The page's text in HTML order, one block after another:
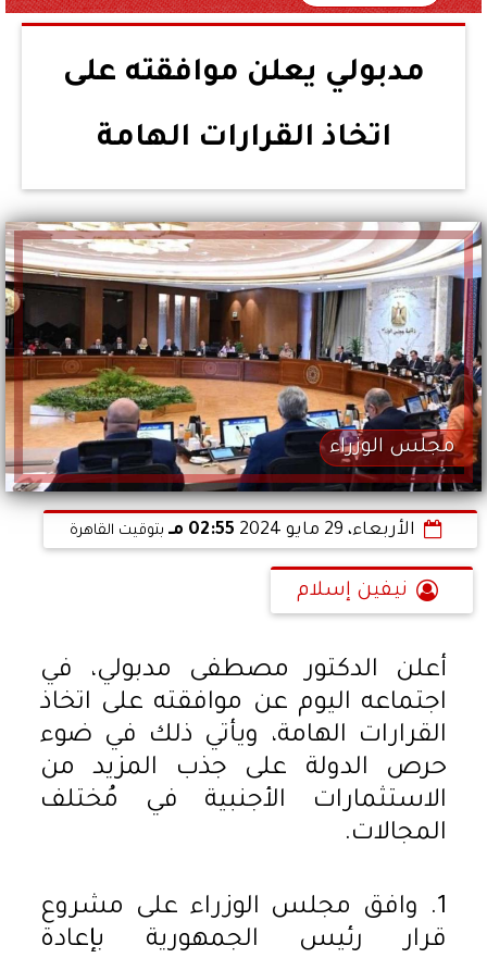
مدبولي يعلن موافقته على
اتخاذ القرارات الهامة
مجلس الوزراء
الأربعاء، 29 مايو 2024 02:55 مـ بتوقيت القاهرة
نيفين إسلام
أعلن الدكتور مصطفى مدبولي، في
اجتماعه اليوم عن موافقته على اتخاذ
القرارات الهامة، ويأتي ذلك في ضوء
حرص الدولة على جذب المزيد من
الاستثمارات الأجنبية في مُختلف
المجالات.
1. وافق مجلس الوزراء على مشروع
قرار رئيس الجمهورية بإعادة